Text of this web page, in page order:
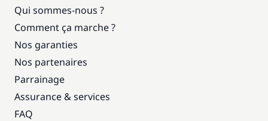
Qui sommes-nous ?
Comment ça marche ?
Nos garanties
Nos partenaires
Parrainage
Assurance & services
FAQ